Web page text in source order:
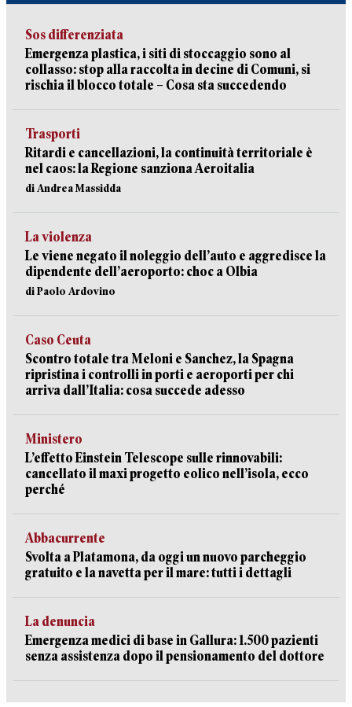
Sos differenziata
Emergenza plastica, i siti di stoccaggio sono al
collasso: stop alla raccolta in decine di Comuni, si
rischia il blocco totale – Cosa sta succedendo
Trasporti
Ritardi e cancellazioni, la continuità territoriale è
nel caos: la Regione sanziona Aeroitalia
di Andrea Massidda
La violenza
Le viene negato il noleggio dell’auto e aggredisce la
dipendente dell’aeroporto: choc a Olbia
di Paolo Ardovino
Caso Ceuta
Scontro totale tra Meloni e Sanchez, la Spagna
ripristina i controlli in porti e aeroporti per chi
arriva dall’Italia: cosa succede adesso
Ministero
L’effetto Einstein Telescope sulle rinnovabili:
cancellato il maxi progetto eolico nell’isola, ecco
perché
Abbacurrente
Svolta a Platamona, da oggi un nuovo parcheggio
gratuito e la navetta per il mare: tutti i dettagli
La denuncia
Emergenza medici di base in Gallura: 1.500 pazienti
senza assistenza dopo il pensionamento del dottore